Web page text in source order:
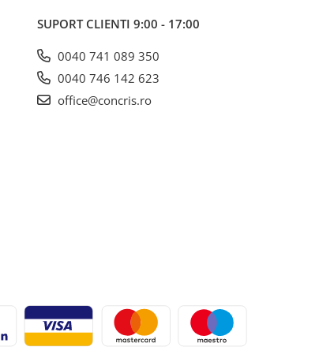
SUPORT CLIENTI 9:00 - 17:00
0040 741 089 350
0040 746 142 623
office@concris.ro